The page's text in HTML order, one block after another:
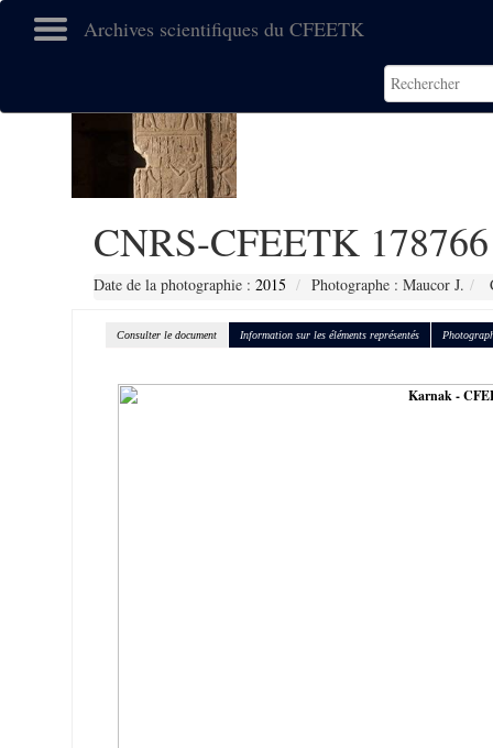
Archives scientifiques du CFEETK
CNRS-CFEETK 178766
Date de la photographie : 2015 Photographe : Maucor J.
Consulter le document Information sur les éléments représentés